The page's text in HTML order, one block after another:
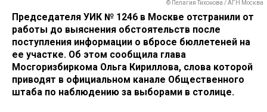
© Пелагия Тихонова / АГН Москва
Председателя УИК № 1246 в Москве отстранили от
работы до выяснения обстоятельств после
поступления информации о вбросе бюллетеней на
ее участке. Об этом сообщила глава
Мосгоризбиркома Ольга Кириллова, слова которой
приводят в официальном канале Общественного
штаба по наблюдению за выборами в столице.